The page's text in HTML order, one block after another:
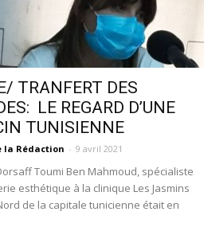
TRANFERT DES
LE REGARD D’UNE
TUNISIENNE
la Rédaction - 9 avril 2021
Toumi Ben Mahmoud, spécialiste
esthétique à la clinique Les Jasmins
de la capitale tunicienne était en